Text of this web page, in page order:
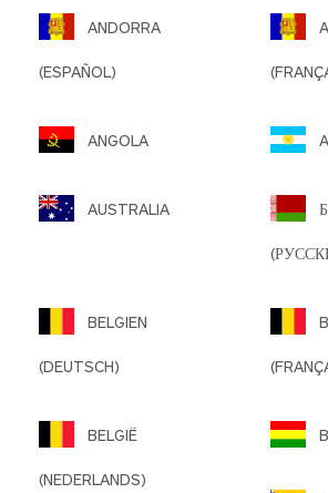
ANDORRA
(ESPAÑOL)
ANGOLA
AUSTRALIA
BELGIEN
(DEUTSCH)
BELGIË
(NEDERLANDS)